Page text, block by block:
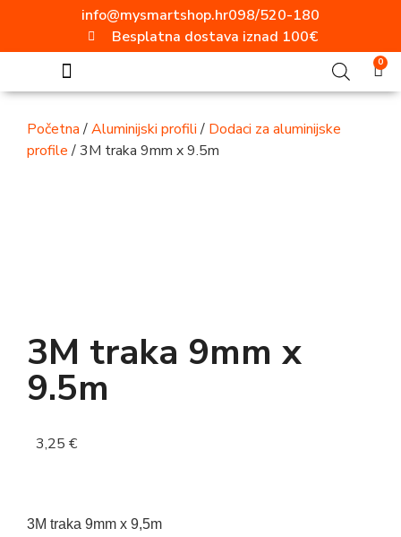
info@mysmartshop.hr098/520-180
Besplatna dostava iznad 100€
0
Početna/Aluminijski profili/ Dodaci za aluminijske
profile/ 3M traka 9mm x 9.5m
3M traka 9mm x
9.5m
3,25 €
3M traka 9mm x 9,5m